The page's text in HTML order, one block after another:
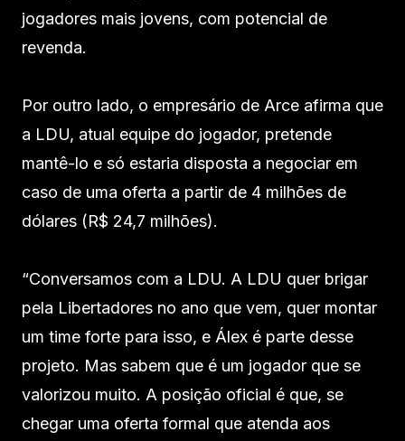
jogadores mais jovens, com potencial de
revenda.
Por outro lado, o empresário de Arce afirma que
a LDU, atual equipe do jogador, pretende
mantê-lo e só estaria disposta a negociar em
caso de uma oferta a partir de 4 milhões de
dólares (R$ 24,7 milhões).
“Conversamos com a LDU. A LDU quer brigar
pela Libertadores no ano que vem, quer montar
um time forte para isso, e Álex é parte desse
projeto. Mas sabem que é um jogador que se
valorizou muito. A posição oficial é que, se
chegar uma oferta formal que atenda aos